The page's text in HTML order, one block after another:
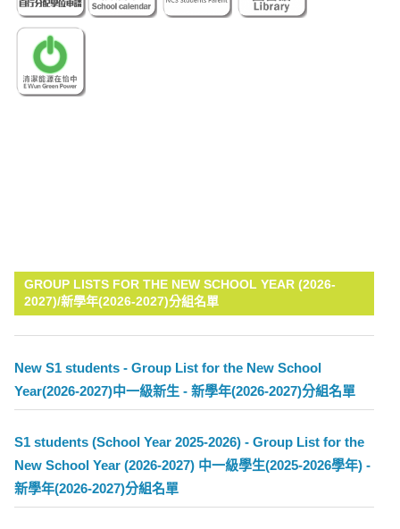
GROUP LISTS FOR THE NEW SCHOOL YEAR (2026-
2027)/新學年(2026-2027)分組名單
New S1 students - Group List for the New School
Year(2026-2027)中一級新生 - 新學年(2026-2027)分組名單
S1 students (School Year 2025-2026) - Group List for the
New School Year (2026-2027) 中一級學生(2025-2026學年) -
新學年(2026-2027)分組名單